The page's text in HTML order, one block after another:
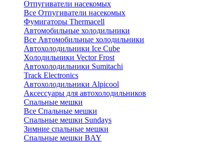
Отпугиватели насекомых
Все Отпугиватели насекомых
Фумигаторы Thermacell
Автомобильные холодильники
Все Автомобильные холодильники
Автохолодильники Ice Cube
Холодильники Vector Frost
Автохолодильники Sumitachi
Track Electronics
Автохолодильники Alpicool
Аксессуары для автохолодильников
Спальные мешки
Все Спальные мешки
Спальные мешки Sundays
Зимние спальные мешки
Спальные мешки BAY